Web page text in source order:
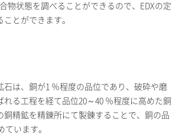
物状態を調べることができるので、EDXの定
とができます。
石は、銅が1 ％程度の品位であり、破砕や磨
る工程を経て品位20～40 ％程度に高めた銅
銅精鉱を精錬所にて製錬することで、銅の品
ています。